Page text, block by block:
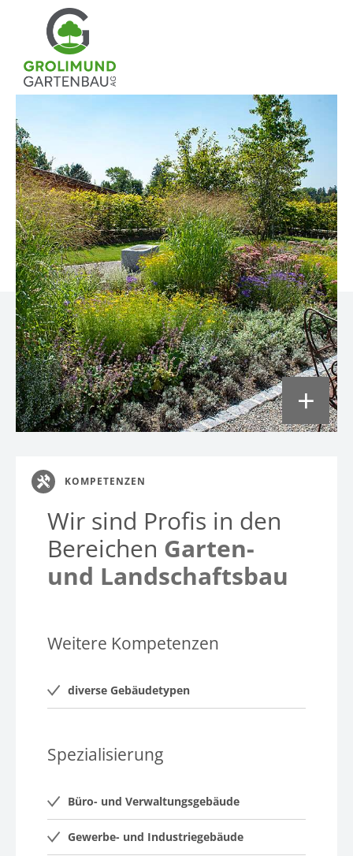
KOMPETENZEN
Wir sind Profis in den
Bereichen Garten-
und Landschaftsbau
Weitere Kompetenzen
diverse Gebäudetypen
Spezialisierung
Büro- und Verwaltungsgebäude
Gewerbe- und Industriegebäude